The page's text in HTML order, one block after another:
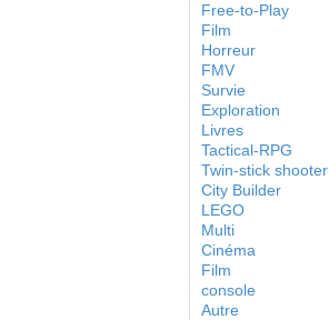
Free-to-Play
Film
Horreur
FMV
Survie
Exploration
Livres
Tactical-RPG
Twin-stick shooter
City Builder
LEGO
Multi
Cinéma
Film
console
Autre